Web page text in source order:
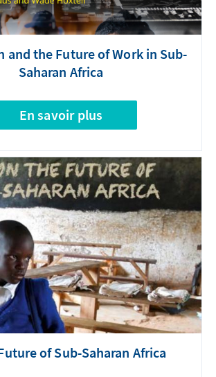
and the Future of Work in Sub-
Saharan Africa
En savoir plus
of Sub-Saharan Africa